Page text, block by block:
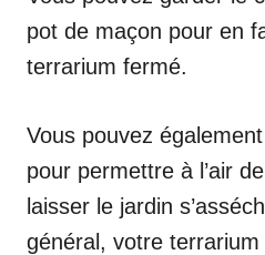
pot de maçon pour en
terrarium fermé.
Vous pouvez
pour permettre à l’air
laisser le jardin
général, votre